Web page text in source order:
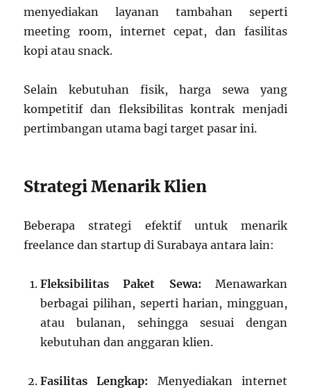
menyediakan layanan tambahan seperti
meeting room, internet cepat, dan fasilitas
kopi atau snack.
Selain kebutuhan fisik, harga sewa yang
kompetitif dan fleksibilitas kontrak menjadi
pertimbangan utama bagi target pasar ini.
Strategi Menarik Klien
Beberapa strategi efektif untuk menarik
freelance dan startup di Surabaya antara lain:
Fleksibilitas Paket Sewa: Menawarkan
berbagai pilihan, seperti harian, mingguan,
atau bulanan, sehingga sesuai dengan
kebutuhan dan anggaran klien.
Fasilitas Lengkap: Menyediakan internet